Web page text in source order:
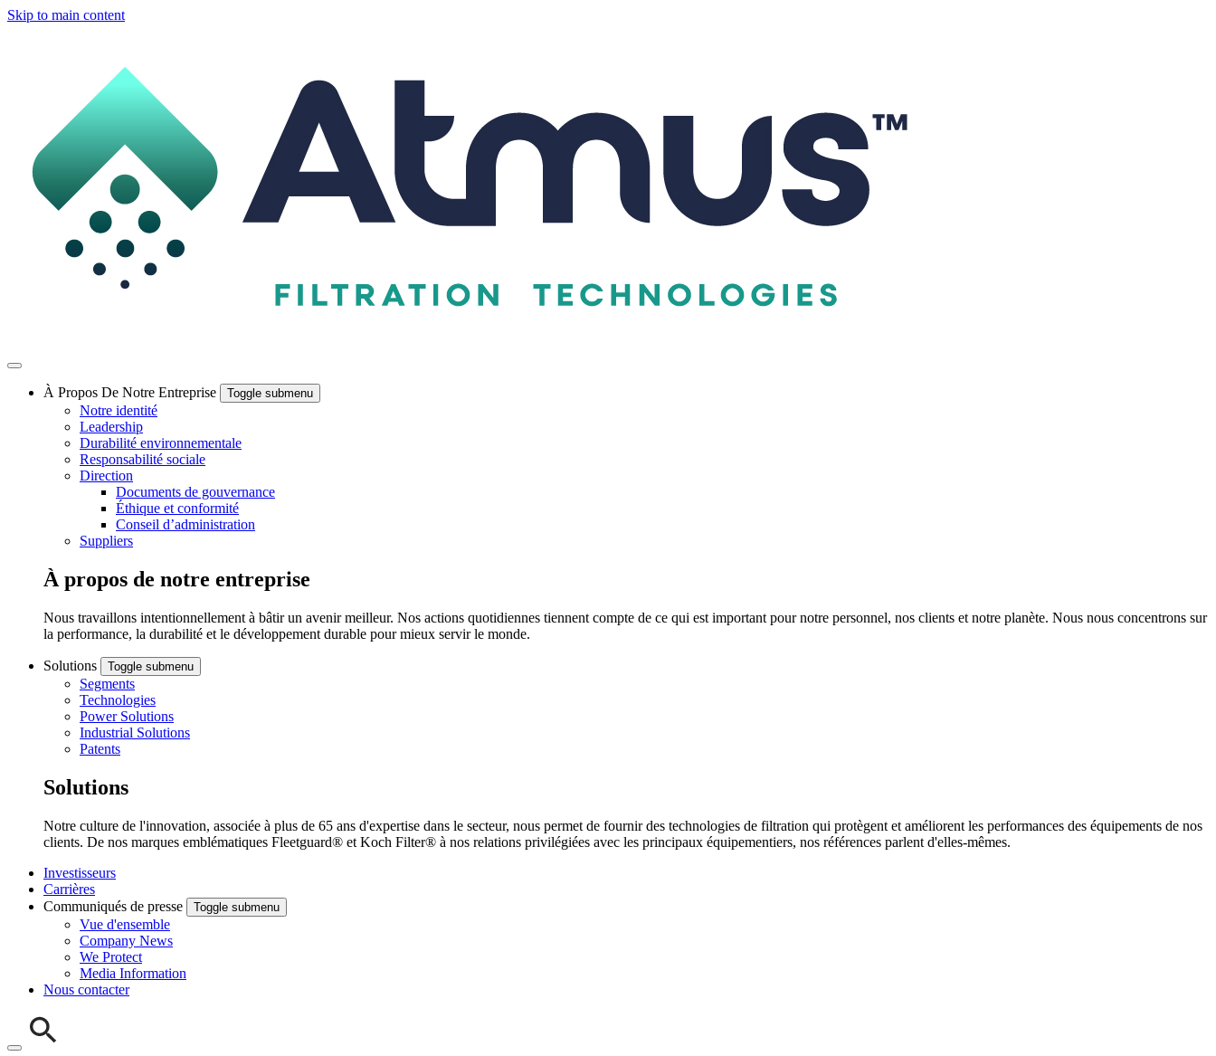
Skip to main content
À Propos De Notre Entreprise Toggle submenu
Notre identité
Leadership
Durabilité environnementale
Responsabilité sociale
Direction
Documents de gouvernance
Éthique et conformité
Conseil d’administration
Suppliers
À propos de notre entreprise
Nous travaillons intentionnellement à bâtir un avenir meilleur. Nos actions quotidiennes tiennent compte de ce qui est important pour notre personnel, nos clients et notre planète. Nous nous concentrons sur
la performance, la durabilité et le développement durable pour mieux servir le monde.
Solutions Toggle submenu
Segments
Technologies
Power Solutions
Industrial Solutions
Patents
Solutions
Notre culture de l'innovation, associée à plus de 65 ans d'expertise dans le secteur, nous permet de fournir des technologies de filtration qui protègent et améliorent les performances des équipements de nos
clients. De nos marques emblématiques Fleetguard® et Koch Filter® à nos relations privilégiées avec les principaux équipementiers, nos références parlent d'elles-mêmes.
Investisseurs
Carrières
Communiqués de presse
Toggle submenu
Vue d'ensemble
Company News
We Protect
Media Information
Nous contacter